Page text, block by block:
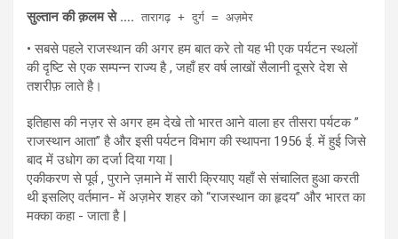
सुल्तान की क़लम से …. तारागढ़ + दुर्ग = अज़मेर
• सबसे पहले राजस्थान की अगर हम बात करे तो यह भी एक पर्यटन स्थलों
की दृष्टि से एक सम्पन्न राज्य है , जहाँ हर वर्ष लाखों सैलानी दूसरे देश से
तशरीफ़ लाते है।
इतिहास की नज़र से अगर हम देखे तो भारत आने वाला हर तीसरा पर्यटक ”
राजस्थान आता” है और इसी पर्यटन विभाग की स्थापना 1956 ई. में हुई जिसे
बाद में उधोग का दर्जा दिया गया |
एकीकरण से पूर्व , पुराने ज़माने में सारी क्रियाए यहाँ से संचालित हुआ करती
थी इसलिए वर्तमान- में अज़मेर शहर को “राजस्थान का हृदय” और भारत का
मक्का कहा - जाता है |